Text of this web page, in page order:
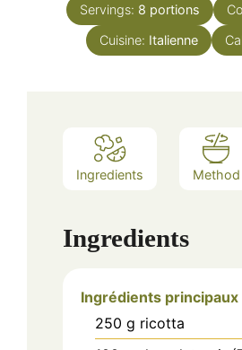
Servings: 8 portions
Cuisine: Italienne
Ingredients Method
Ingredients
Ingrédients principaux
250 g ricotta